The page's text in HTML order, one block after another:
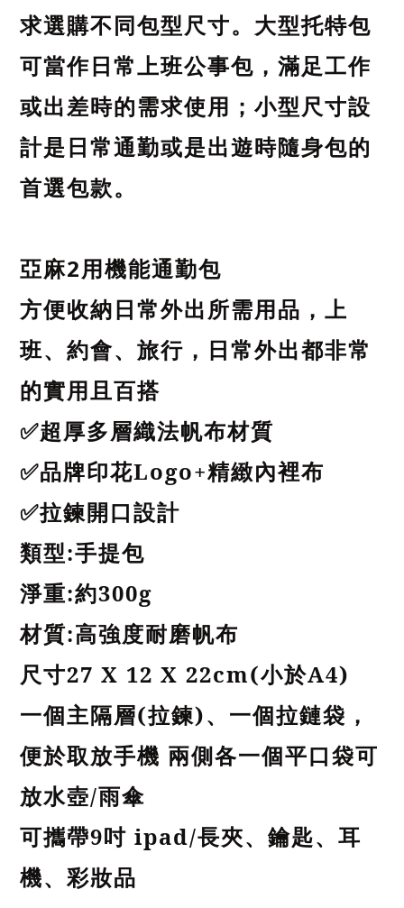
求選購不同包型尺寸。大型托特包
可當作日常上班公事包，滿足工作
或出差時的需求使用；小型尺寸設
計是日常通勤或是出遊時隨身包的
首選包款。
亞麻2用機能通勤包
方便收納日常外出所需用品，上
班、約會、旅行，日常外出都非常
的實用且百搭
✅超厚多層織法帆布材質
✅品牌印花Logo+精緻內裡布
✅拉鍊開口設計
類型:手提包
淨重:約300g
材質:高強度耐磨帆布
尺寸27 X 12 X 22cm(小於A4)
一個主隔層(拉鍊)、一個拉鏈袋，
便於取放手機 兩側各一個平口袋可
放水壺/雨傘
可攜帶9吋 ipad/長夾、鑰匙、耳
機、彩妝品